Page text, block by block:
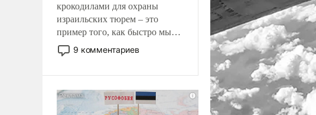
крокодилами для охраны
израильских тюрем – это
пример того, как быстро мы
двигаемся по пути
революционных изменений.
псевдонаучной фантастики,
стало всерьез обсуждаемой
9 комментариев